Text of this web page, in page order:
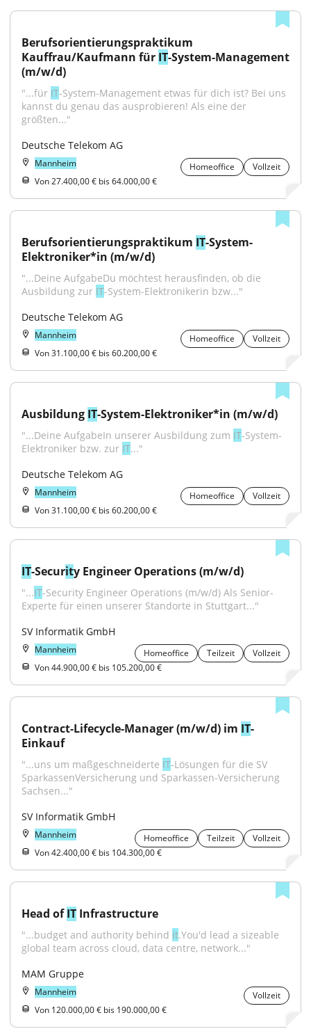
Berufsorientierungspraktikum
Kauffrau/Kaufmann für IT-System-Management
(m/w/d)
"...für IT-System-Management etwas für dich ist? Bei uns
kannst du genau das ausprobieren! Als eine der
größten..."
Deutsche Telekom AG
Mannheim Homeoffice
Vollzeit
Von 27.400,00 € bis 64.000,00 €
Berufsorientierungspraktikum IT-System-
Elektroniker*in (m/w/d)
"...Deine AufgabeDu möchtest herausfinden, ob die
Ausbildung zur IT-System-Elektronikerin bzw..."
Deutsche Telekom AG
Mannheim Homeoffice
Vollzeit
Von 31.100,00 € bis 60.200,00 €
Ausbildung IT-System-Elektroniker*in (m/w/d)
"...Deine AufgabeIn unserer Ausbildung zum IT-System-
Elektroniker bzw. zur IT..."
Deutsche Telekom AG
Mannheim Homeoffice
Vollzeit
Von 31.100,00 € bis 60.200,00 €
IT-Security Engineer Operations (m/w/d)
"...IT-Security Engineer Operations (m/w/d) Als Senior-
Experte für einen unserer Standorte in Stuttgart..."
SV Informatik GmbH
Mannheim Homeoffice Teilzeit
Vollzeit
Von 44.900,00 € bis 105.200,00 €
Contract-Lifecycle-Manager (m/w/d) im IT-
Einkauf
"...uns um maßgeschneiderte IT-Lösungen für die SV
SparkassenVersicherung und Sparkassen-Versicherung
Sachsen..."
SV Informatik GmbH
Mannheim Homeoffice Teilzeit
Vollzeit
Von 42.400,00 € bis 104.300,00 €
Head of IT Infrastructure
"...budget and authority behind it.You'd lead a sizeable
global team across cloud, data centre, network..."
MAM Gruppe
Mannheim
Vollzeit
Von 120.000,00 € bis 190.000,00 €